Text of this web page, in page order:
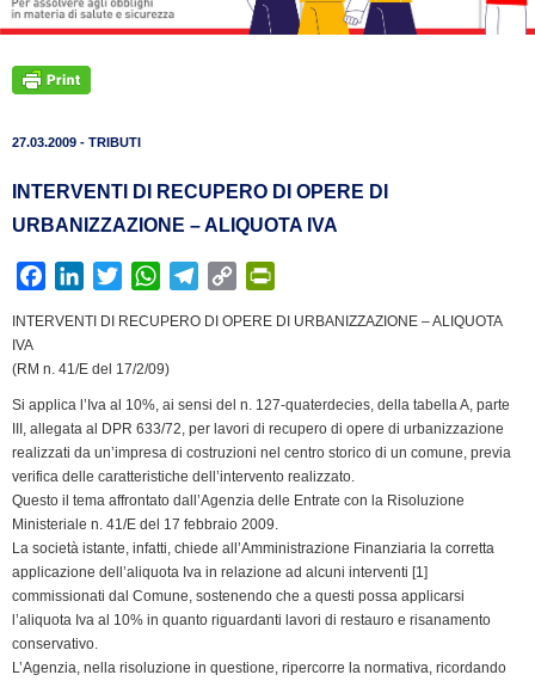
27.03.2009 - TRIBUTI
INTERVENTI DI RECUPERO DI OPERE DI
URBANIZZAZIONE – ALIQUOTA IVA
c
e
o
o
k
n
k
I
n
i
t
e
r
W
a
t
A
p
p
a
m
C
p
n
k
i
r
i
e
n
l
y
INTERVENTI DI RECUPERO DI OPERE DI URBANIZZAZIONE – ALIQUOTA
IVA
(RM n. 41/E del 17/2/09)
Si applica l’Iva al 10%, ai sensi del n. 127-quaterdecies, della tabella A, parte
III, allegata al DPR 633/72, per lavori di recupero di opere di urbanizzazione
realizzati da un’impresa di costruzioni nel centro storico di un comune, previa
verifica delle caratteristiche dell’intervento realizzato.
Questo il tema affrontato dall’Agenzia delle Entrate con la Risoluzione
Ministeriale n. 41/E del 17 febbraio 2009.
La società istante, infatti, chiede all’Amministrazione Finanziaria la corretta
applicazione dell’aliquota Iva in relazione ad alcuni interventi [1]
commissionati dal Comune, sostenendo che a questi possa applicarsi
l’aliquota Iva al 10% in quanto riguardanti lavori di restauro e risanamento
conservativo.
L’Agenzia, nella risoluzione in questione, ripercorre la normativa, ricordando